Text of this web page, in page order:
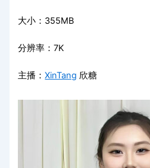
大小：355MB
分辨率：7K
主播：XinTang 欣糖